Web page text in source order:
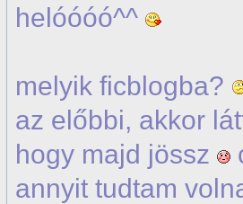
helóóóó^^
melyik ficblogba?
az előbbi, akkor
hogy majd jössz
annyit tudtam